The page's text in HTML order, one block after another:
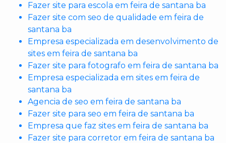
Fazer site para escola em feira de santana ba
Fazer site com seo de qualidade em feira de
santana ba
Empresa especializada em desenvolvimento de
sites em feira de santana ba
Fazer site para fotografo em feira de santana ba
Empresa especializada em sites em feira de
santana ba
Agencia de seo em feira de santana ba
Fazer site para seo em feira de santana ba
Empresa que faz sites em feira de santana ba
Fazer site para corretor em feira de santana ba